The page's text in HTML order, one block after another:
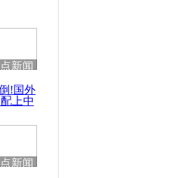
新闻
!国外
上中
新闻